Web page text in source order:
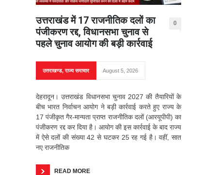
उत्तराखंड में 17 राजनीतिक दलों का
पंजीकरण रद्द, विधानसभा चुनाव से
पहले चुनाव आयोग की बड़ी कार्रवाई
0
उत्तराखण्ड,राज्य समाचार August 5, 2026
देहरादून। उत्तराखंड विधानसभा चुनाव 2027 की तैयारियों के
बीच भारत निर्वाचन आयोग ने बड़ी कार्रवाई करते हुए राज्य के
17 पंजीकृत गैर-मान्यता प्राप्त राजनीतिक दलों (आरयूपीपी) का
पंजीकरण रद्द कर दिया है। आयोग की इस कार्रवाई के बाद राज्य
में ऐसे दलों की संख्या 42 से घटकर 25 रह गई है। वहीं, सात
नए राजनीतिक
READ MORE